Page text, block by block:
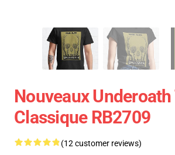
Nouveaux
Classique RB2709
(12 customer reviews)